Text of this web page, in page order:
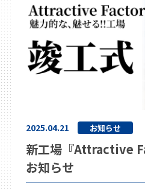
2025.04.21 お知らせ
新工場『Attractive
お知らせ